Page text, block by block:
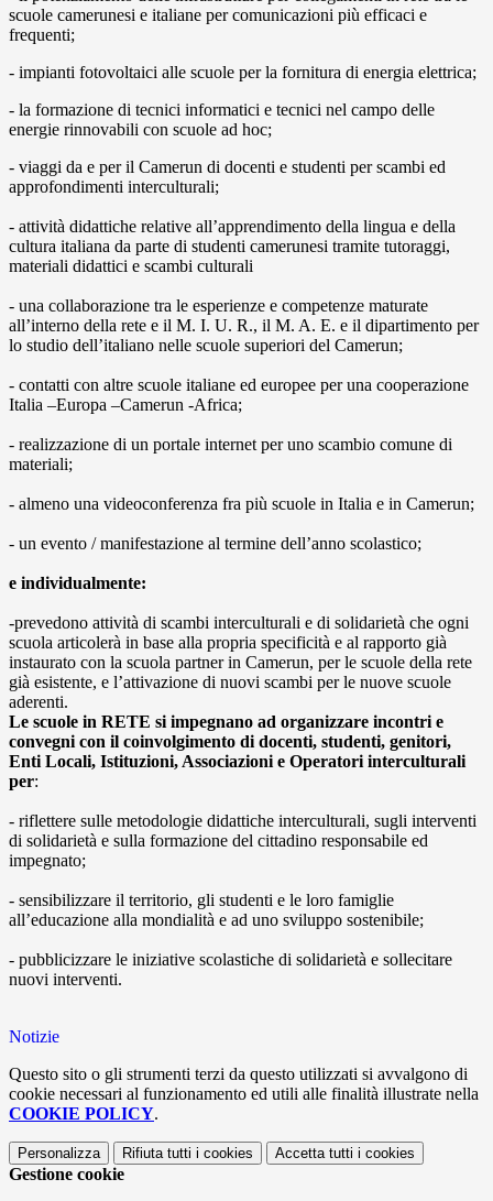
scuole camerunesi e italiane per comunicazioni più efficaci e
frequenti;
- impianti fotovoltaici alle scuole per la fornitura di energia elettrica;
- la formazione di tecnici informatici e tecnici nel campo delle
energie rinnovabili con scuole ad hoc;
- viaggi da e per il Camerun di docenti e studenti per scambi ed
approfondimenti interculturali;
- attività didattiche relative all’apprendimento della lingua e della
cultura italiana da parte di studenti camerunesi tramite tutoraggi,
materiali didattici e scambi culturali
- una collaborazione tra le esperienze e competenze maturate
all’interno della rete e il M. I. U. R., il M. A. E. e il dipartimento per
lo studio dell’italiano nelle scuole superiori del Camerun;
- contatti con altre scuole italiane ed europee per una cooperazione
Italia –Europa –Camerun -Africa;
- realizzazione di un portale internet per uno scambio comune di
materiali;
- almeno una videoconferenza fra più scuole in Italia e in Camerun;
- un evento / manifestazione al termine dell’anno scolastico;
e individualmente:
-prevedono attività di scambi interculturali e di solidarietà che ogni
scuola articolerà in base alla propria specificità e al rapporto già
instaurato con la scuola partner in Camerun, per le scuole della rete
già esistente, e l’attivazione di nuovi scambi per le nuove scuole
aderenti.
Le scuole in RETE si impegnano ad organizzare incontri e
convegni con il coinvolgimento di docenti, studenti, genitori,
Enti Locali, Istituzioni, Associazioni e Operatori interculturali
per:
- riflettere sulle metodologie didattiche interculturali, sugli interventi
di solidarietà e sulla formazione del cittadino responsabile ed
impegnato;
- sensibilizzare il territorio, gli studenti e le loro famiglie
all’educazione alla mondialità e ad uno sviluppo sostenibile;
- pubblicizzare le iniziative scolastiche di solidarietà e sollecitare
nuovi interventi.
Notizie
Questo sito o gli strumenti terzi da questo utilizzati si avvalgono di
cookie necessari al funzionamento ed utili alle finalità illustrate nella
COOKIE POLICY.
Personalizza Rifiuta tutti i cookies Accetta tutti i cookies
Gestione cookie